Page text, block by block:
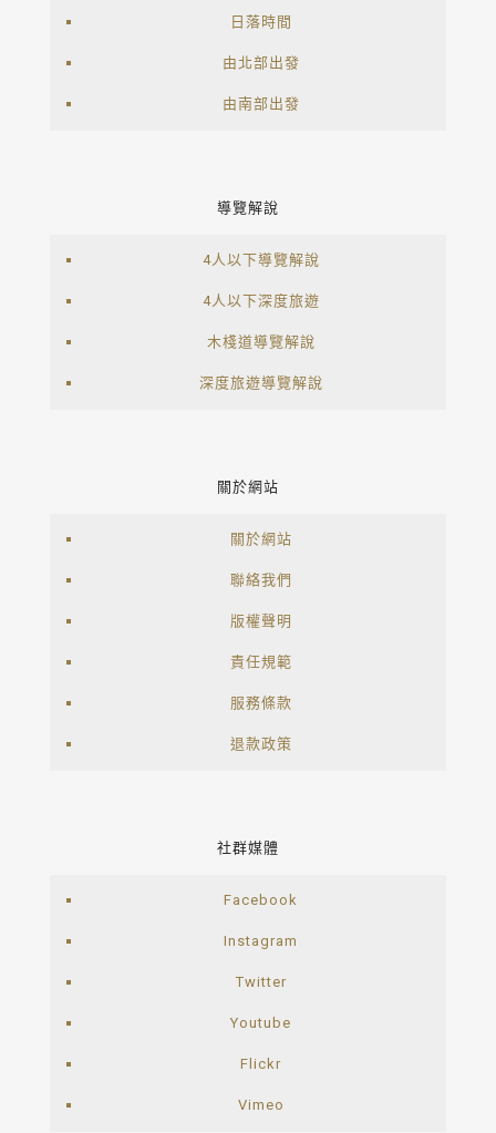
日落時間
由北部出發
由南部出發
導覽解說
4人以下導覽解說
4人以下深度旅遊
木棧道導覽解說
深度旅遊導覽解說
關於網站
關於網站
聯絡我們
版權聲明
責任規範
服務條款
退款政策
社群媒體
Facebook
Instagram
Twitter
Youtube
Flickr
Vimeo